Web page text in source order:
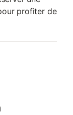
profiter de